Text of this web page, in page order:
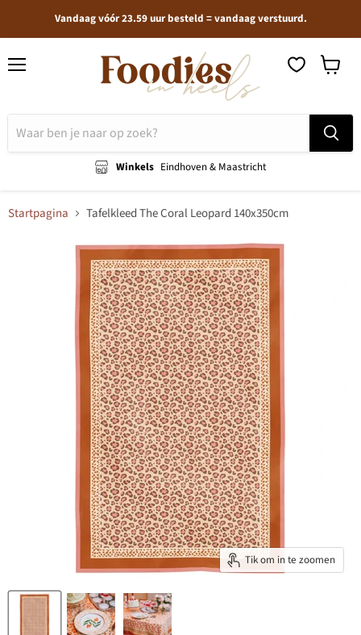
Vandaag vóór 23.59 uur besteld = vandaag verstuurd.
Winkels Eindhoven & Maastricht
Startpagina Tafelkleed The Coral Leopard 140x350cm
Tik om in te zoomen